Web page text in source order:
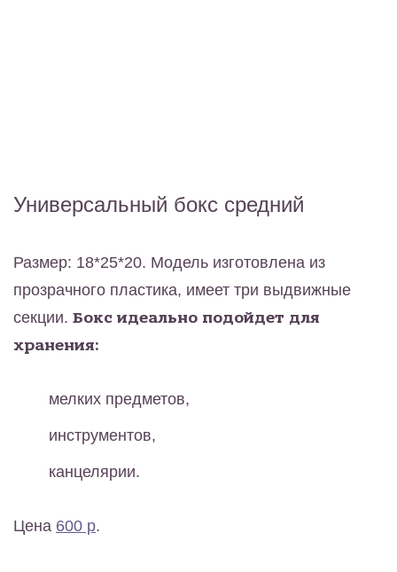
Универсальный бокс средний
Размер: 18*25*20. Модель изготовлена из
прозрачного пластика, имеет три выдвижные
секции. Бокс идеально подойдет для
хранения:
мелких предметов,
инструментов,
канцелярии.
Цена 600 р.